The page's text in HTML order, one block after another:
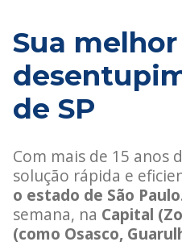
Sua
de SP
Com mais de 15 anos
solução rápida e
o estado de São Paulo
semana, na Capital
(como Osasco,